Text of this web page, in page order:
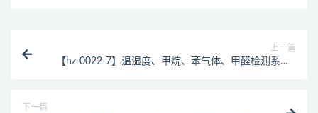
上一篇
【hz-0022-7】温湿度、甲烷、苯气体、甲醛检测系统 |
下一篇